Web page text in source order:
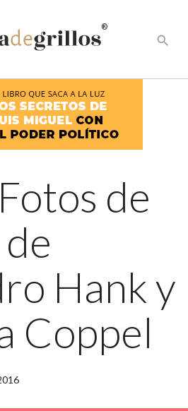
®
search
Fotos de
Hank y
Coppel